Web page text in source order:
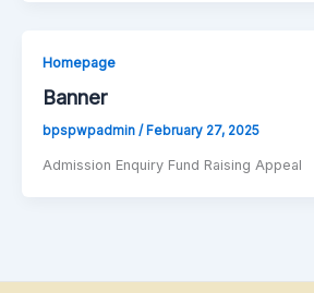
Homepage
Banner
bpspwpadmin / February 27, 2025
Admission Enquiry Fund Raising Appeal